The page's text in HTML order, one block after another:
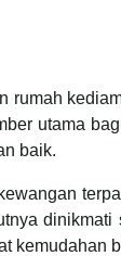
utama
baik.